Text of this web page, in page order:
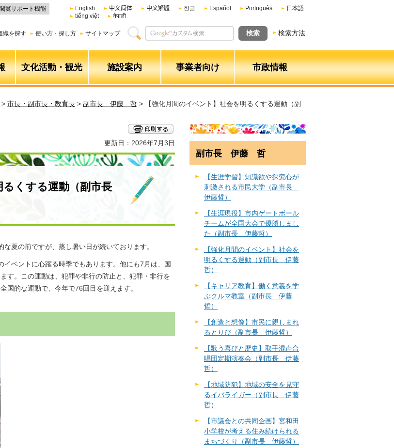
閲覧サポート機能 English 中文简体 中文繁體 한글 Español Português
日本語
tiếng việt
नेपाली
織を探す 使い方・探し方 サイトマップ 検索方法
文化活動・観光 施設案内 事業者向け 市政情報
> 市長・副市長・教育長 > 副市長 伊藤 哲 > 【強化月間のイベント】社会を明るくする運動（副
更新日：2026年7月3日
るくする運動（副市長
夏の前ですが、蒸し暑い日が続いております。
ベントに心躍る時季でもあります。他にも7月は、国
す。この運動は、犯罪や非行の防止と、犯罪・非行を
国的な運動で、今年で76回目を迎えます。
副市長 伊藤 哲
【生涯学習】知識欲や探究心が
刺激される市民大学（副市長
伊藤哲）
【生涯現役】市内ゲートボール
チームが全国大会で優勝しまし
た（副市長 伊藤哲）
【強化月間のイベント】社会を
明るくする運動（副市長 伊藤
哲）
【キャリア教育】働く意義を学
ぶクルマ教室（副市長 伊藤
哲）
【創造と想像】市民に親しまれ
るとりび（副市長 伊藤哲）
【歌う喜びと歴史】取手混声合
唱団定期演奏会（副市長 伊藤
哲）
【地域防犯】地域の安全を見守
るイバライガー（副市長 伊藤
哲）
【市議会との共同企画】宮和田
小学校が考える住み続けられる
まちづくり（副市長 伊藤哲）